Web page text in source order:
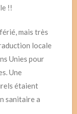
!!
mais très
locale
Unies pour
Une
étaient
sanitaire a